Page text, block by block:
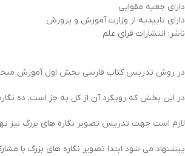
دارای جعبه مقوایی
دارای تاییدیه از وزارت آموزش و پرورش
ناشر: انتشارات فرای علم
در روش تدریس کتاب فارسی بخش اول آموزش
در این بخش که رویکرد آن از کل به جز است. ده
لازم است جهت تدریس تصویر نگاره های بزرگ
پیشنهاد می شود ابتدا تصویر نگاره های بزرگ با